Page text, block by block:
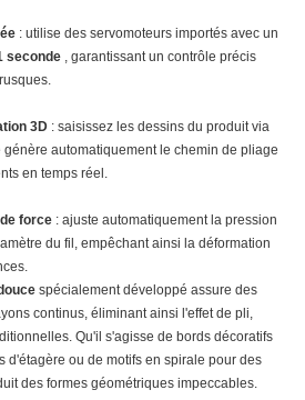
: utilise des servomoteurs importés avec un
seconde , garantissant un contrôle précis
3D : saisissez les dessins du produit via
génère automatiquement le chemin de pliage
en temps réel.
force : ajuste automatiquement la pression
du fil, empêchant ainsi la déformation
spécialement développé assure des
continus, éliminant ainsi l'effet de pli,
Qu'il s'agisse de bords décoratifs
d'étagère ou de motifs en spirale pour des
des formes géométriques impeccables.